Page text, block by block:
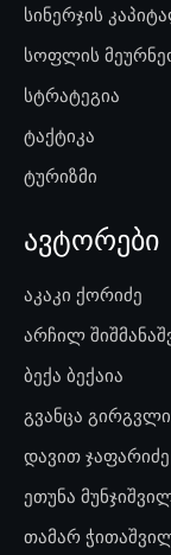
სინერჯის
სოფლის
სტრატეგია
ტაქტიკა
ტურიზმი
ავტორები
აკაკი ქორიძე
არჩილ
ბექა ბექაია
გვანცა
დავით ჯაფარიძე
ეთუნა
თამარ